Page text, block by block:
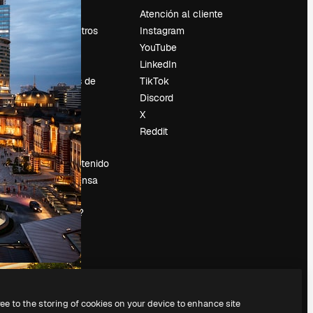
Precios
Sobre nosotros
Reviews
Empleo
Tendencias de
búsqueda
Blog
Eventos
Slidesgo
Vender contenido
Sala de prensa
¿Buscas
magnific.ai?
Atención al cliente
Instagram
YouTube
LinkedIn
TikTok
Discord
X
Reddit
to the storing of cookies on your device to enhance site